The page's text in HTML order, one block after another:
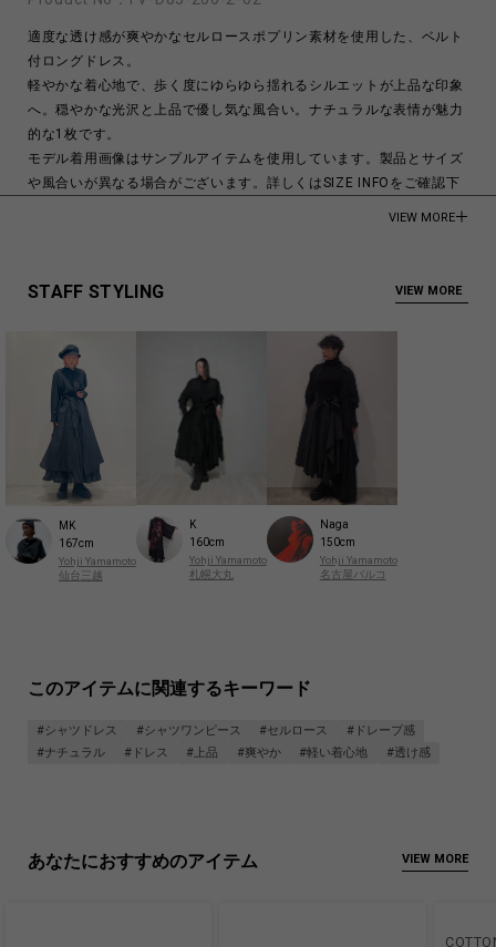
適度な透け感が爽やかなセルロースポプリン素材を使用した、ベルト
付ロングドレス。
軽やかな着心地で、歩く度にゆらゆら揺れるシルエットが上品な印象
へ。穏やかな光沢と上品で優し気な風合い。ナチュラルな表情が魅力
的な1枚です。
モデル着用画像はサンプルアイテムを使用しています。製品とサイズ
や風合いが異なる場合がございます。詳しくはSIZE INFOをご確認下
Cellulose 100%
商品についてよくあるお問い合わせはこちら
VIEW MORE
STAFF STYLING VIEW MORE
MK
167cm
Yohji Yamamoto
仙台三越
K
160cm
Yohji Yamamoto
札幌大丸
Naga
150cm
Yohji Yamamoto
名古屋パルコ
このアイテムに関連するキーワード
#シャツドレス #シャツワンピース #セルロース
#ドレープ感
#ナチュラル
#ドレス #上品 #爽やか #軽い着心地 #透け感
あなたにおすすめのアイテム VIEW MORE